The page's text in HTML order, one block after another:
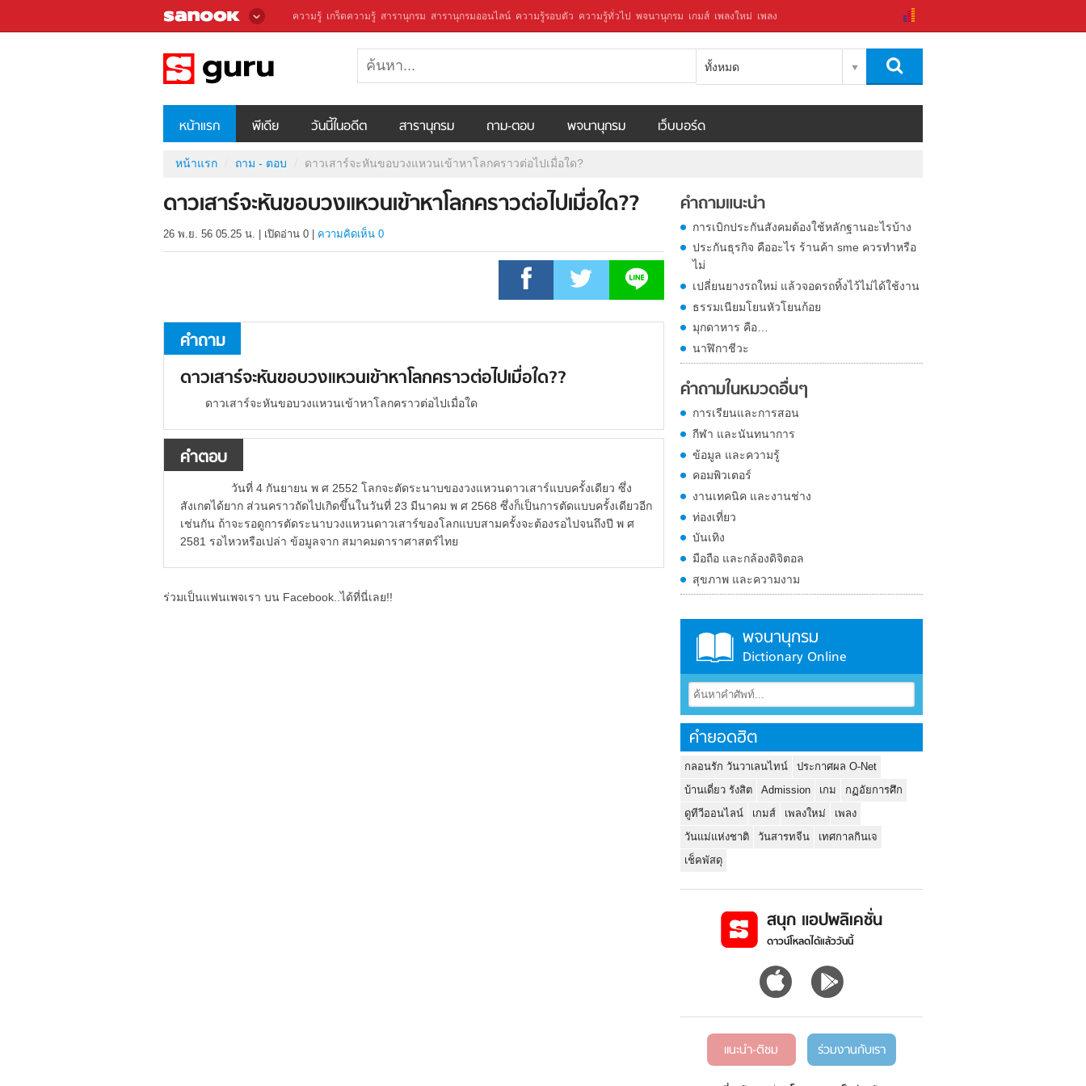
ความรู้ เกร็ดความรู้ สารานุกรม สารานุกรมออนไลน์ ความรู้รอบตัว ความรู้ทั่วไป พจนานุกรม เกมส์ เพลงใหม่ เพลง
ทั้งหมด
หน้าแรก พีเดีย วันนี้ในอดีต สารานุกรม ถาม-ตอบ พจนานุกรม เว็บบอร์ด
หน้าแรก ถาม - ตอบ ดาวเสาร์จะหันขอบวงแหวนเข้าหาโลกคราวต่อไปเมื่อใด?
ดาวเสาร์จะหันขอบวงแหวนเข้าหาโลกคราวต่อไปเมื่อใด??
26 พ.ย. 56 05.25 น. เปิดอ่าน 0 ความคิดเห็น 0
คำถาม
ดาวเสาร์จะหันขอบวงแหวนเข้าหาโลกคราวต่อไปเมื่อใด??
ดาวเสาร์จะหันขอบวงแหวนเข้าหาโลกคราวต่อไปเมื่อใด
คำตอบ
วันที่ 4 กันยายน พ ศ 2552 โลกจะตัดระนาบของวงแหวนดาวเสาร์แบบครั้งเดียว ซึ่ง
สังเกตได้ยาก ส่วนคราวถัดไปเกิดขึ้นในวันที่ 23 มีนาคม พ ศ 2568 ซึ่งก็เป็นการตัดแบบครั้งเดียวอีก
เช่นกัน ถ้าจะรอดูการตัดระนาบวงแหวนดาวเสาร์ของโลกแบบสามครั้งจะต้องรอไปจนถึงปี พ ศ
2581 รอไหวหรือเปล่า ข้อมูลจาก สมาคมดาราศาสตร์ไทย
ร่วมเป็นแฟนเพจเรา บน Facebook..ได้ที่นี่เลย!!
คำถามแนะนำ
การเบิกประกันสังคมต้องใช้หลักฐานอะไรบ้าง
ประกันธุรกิจ คืออะไร ร้านค้า sme ควรทำหรือ
ไม่
เปลี่ยนยางรถใหม่ แล้วจอดรถทิ้งไว้ไม่ได้ใช้งาน
ธรรมเนียมโยนหัวโยนก้อย
มุกดาหาร คือ…
นาฬิกาชีวะ
คำถามในหมวดอื่นๆ
การเรียนและการสอน
กีฬา และนันทนาการ
ข้อมูล และความรู้
คอมพิวเตอร์
งานเทคนิค และงานช่าง
ท่องเที่ยว
บันเทิง
มือถือ และกล้องดิจิตอล
สุขภาพ และความงาม
พจนานุกรม
Dictionary Online
คำยอดฮิต
กลอนรัก วันวาเลนไทน์
ประกาศผล O-Net
บ้านเดี่ยว รังสิต
Admission เกม
กฏอัยการศึก
ดูทีวีออนไลน์
เกมส์ เพลงใหม่
เพลง
วันแม่แห่งชาติ
วันสารทจีน
เทศกาลกินเจ
เช็คพัสดุ
สนุก แอปพลิเคชั่น
ดาวน์โหลดได้แล้ววันนี้
แนะนำ-ติชม ร่วมงานกับเรา